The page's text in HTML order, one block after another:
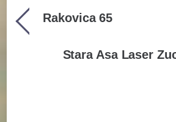
Rakovica 65
Stara Asa Laser